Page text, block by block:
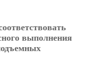
выполнения